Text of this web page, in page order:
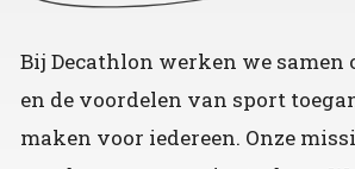
Bij Decathlon werken we samen
en de voordelen van sport
maken voor iedereen. Onze